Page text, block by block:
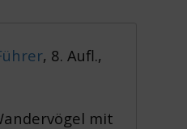
, 8. Aufl.,
mit